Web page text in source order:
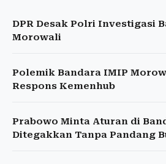
DPR Desak Polri Investigasi
Morowali
Polemik Bandara IMIP
Respons Kemenhub
Prabowo Minta Aturan di
Ditegakkan Tanpa Pandang